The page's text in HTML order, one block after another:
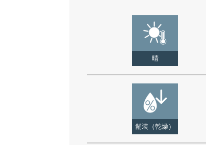
晴
舗装（乾燥）